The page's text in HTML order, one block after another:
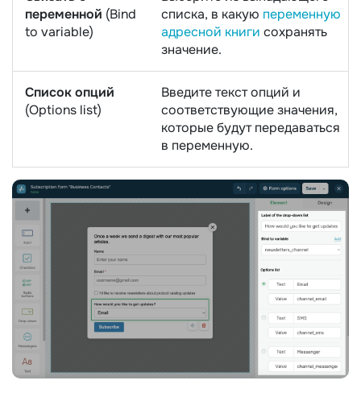
переменной (Bind
to variable)
списка, в какую переменную
адресной книги сохранять
значение.
Список опций
(Options list)
Введите текст опций и
соответствующие значения,
которые будут передаваться
в переменную.